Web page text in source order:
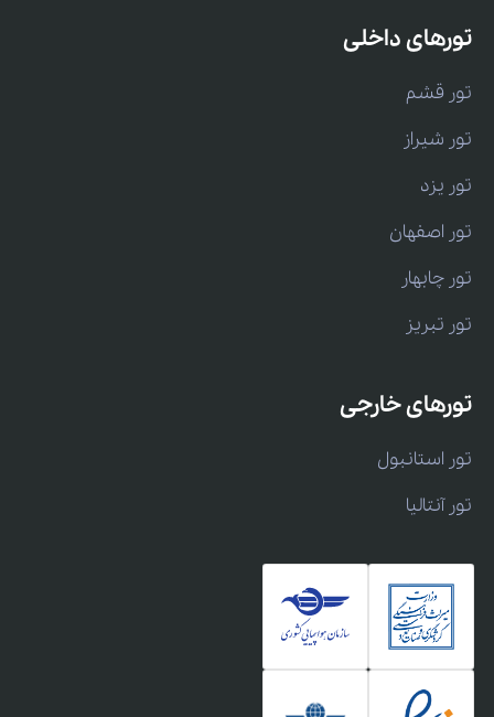
تورهای داخلی
تور قشم
تور شیراز
تور یزد
تور اصفهان
تور چابهار
تور تبریز
تورهای خارجی
تور استانبول
تور آنتالیا